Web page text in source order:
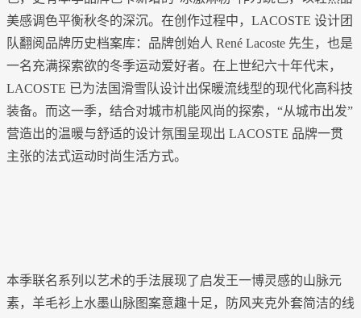
美感调色平衡秋冬的深沉。在创作过程中，LACOSTE 设计团
队翻阅品牌历史档案库：品牌创始人 René Lacoste 先生，也是
一名充满探索欲的冬季运动爱好者。在上世纪六十年代末，
LACOSTE 已为法国滑雪队设计出保暖流线型的现代化高科技
装备。而这一季，结合对城市机能风尚的探索，“从城市出发”
营造出的温暖与舒适的设计氛围呈现出 LACOSTE 品牌一贯
主张的法式运动时尚生活方式。
本季联名系列以艺术的手法展现了启发王一博灵感的山脉元
素，羊毛衫上水墨山脉图案意趣十足，防风夹克外套简洁的线